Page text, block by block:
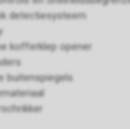
detectiesysteem
kofferklep opener
buitenspiegels